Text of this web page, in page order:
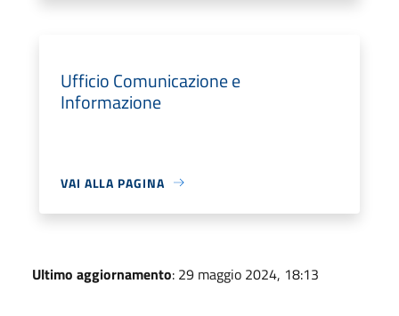
Ufficio Comunicazione e
Informazione
VAI ALLA PAGINA
Ultimo aggiornamento: 29 maggio 2024, 18:13